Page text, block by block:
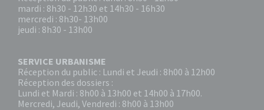
mardi : 8h30 - 12h30 et 14h30 - 16h30
mercredi : 8h30- 13h00
jeudi : 8h30 - 13h00
SERVICE URBANISME
Réception du public : Lundi et Jeudi : 8h00 à 12h00
Réception des dossiers :
Lundi et Mardi : 8h00 à 13h00 et 14h00 à 17h00.
Mercredi, Jeudi, Vendredi : 8h00 à 13h00